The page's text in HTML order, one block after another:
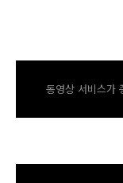
동영상 서비스가